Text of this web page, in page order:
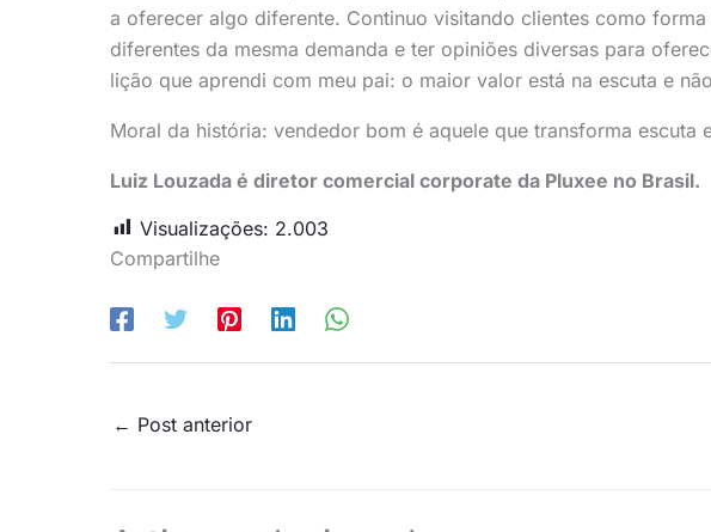
a oferecer algo diferente. Continuo visitando clientes como
diferentes da mesma demanda e ter opiniões diversas para
lição que aprendi com meu pai: o maior valor está na escuta e
Moral da história: vendedor bom é aquele que transforma escuta
Luiz Louzada é diretor comercial corporate da Pluxee no Brasil.
Visualizações: 2.003
Compartilhe
← Post anterior